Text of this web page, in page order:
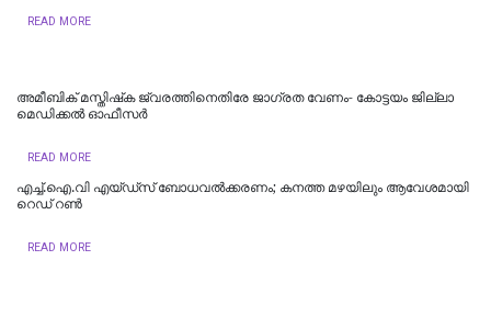
READ MORE
അമീബിക് മസ്തിഷ്‌ക ജ്വരത്തിനെതിരേ ജാഗ്രത വേണം- കോട്ടയം ജില്ലാ
മെഡിക്കൽ ഓഫീസർ
READ MORE
എച്ച്.ഐ.വി എയ്ഡ്‌സ് ബോധവൽക്കരണം; കനത്ത മഴയിലും ആവേശമായി
റെഡ് റൺ
READ MORE